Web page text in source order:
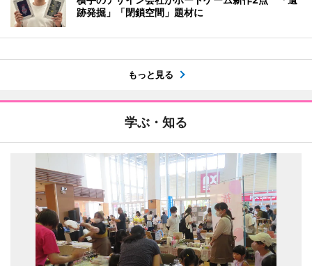
跡発掘」「閉鎖空間」題材に
もっと見る
学ぶ・知る